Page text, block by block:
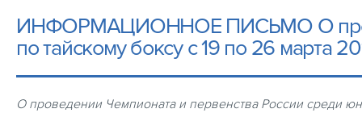
ИНФОРМАЦИОННОЕ ПИСЬМО О
по тайскому боксу c 19 по 26 марта
О проведении Чемпионата и первенства России среди